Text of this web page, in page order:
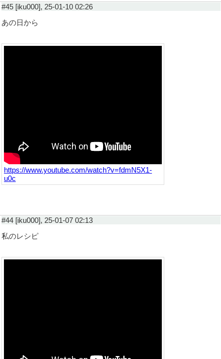
#45 [iku000], 25-01-10 02:26
あの日から
https://www.youtube.com/watch?v=fdmN5X1-
u0c
#44 [iku000], 25-01-07 02:13
私のレシピ